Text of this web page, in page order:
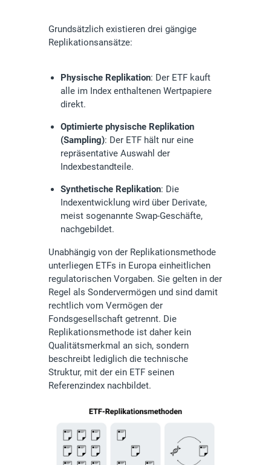
Grundsätzlich existieren drei gängige
Replikationsansätze:
Physische Replikation: Der ETF kauft
alle im Index enthaltenen Wertpapiere
direkt.
Optimierte physische Replikation
(Sampling): Der ETF hält nur eine
repräsentative Auswahl der
Indexbestandteile.
Synthetische Replikation: Die
Indexentwicklung wird über Derivate,
meist sogenannte Swap-Geschäfte,
nachgebildet.
Unabhängig von der Replikationsmethode
unterliegen ETFs in Europa einheitlichen
regulatorischen Vorgaben. Sie gelten in der
Regel als Sondervermögen und sind damit
rechtlich vom Vermögen der
Fondsgesellschaft getrennt. Die
Replikationsmethode ist daher kein
Qualitätsmerkmal an sich, sondern
beschreibt lediglich die technische
Struktur, mit der ein ETF seinen
Referenzindex nachbildet.